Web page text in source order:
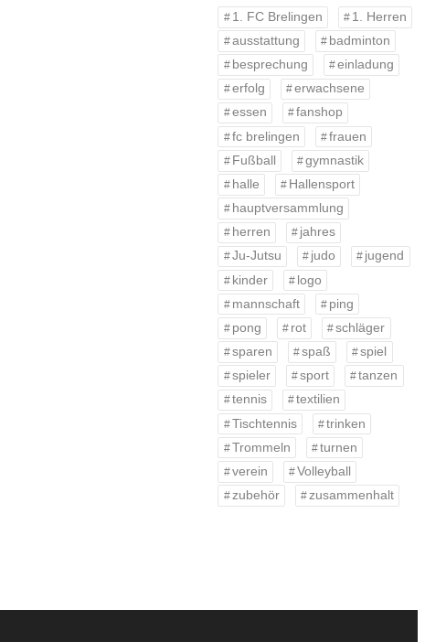
1. FC Brelingen
1. Herren
ausstattung
badminton
besprechung
einladung
erfolg
erwachsene
essen
fanshop
fc brelingen
frauen
Fußball
gymnastik
halle
Hallensport
hauptversammlung
herren
jahres
Ju-Jutsu
judo
jugend
kinder
logo
mannschaft
ping
pong
rot
schläger
sparen
spaß
spiel
spieler
sport
tanzen
tennis
textilien
Tischtennis
trinken
Trommeln
turnen
verein
Volleyball
zubehör
zusammenhalt